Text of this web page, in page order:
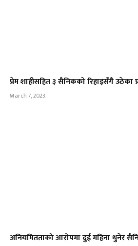
प्रेम शाहीसहित ३ सैनिकको रिहाइसँगै उठेका
March 7, 2023
अनियमितताको आरोपमा दुई महिना थुनेर